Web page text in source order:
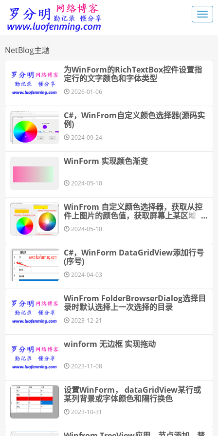
NetBlog主题
为WinForm的RichTextBox控件设置指
定行的文字颜色和字体类型
2026-01-06
C#，WinFrom自定义颜色选择器(源码实
例)
2024-09-24
WinForm 实现颜色渐变
2024-05-10
WinFrom 自定义颜色选择器，获取从控
件上图片的颜色值，获取屏幕上某区域的
颜色值
2024-05-10
C#，WinForm DataGridView添加行号
(序号)
2024-04-03
WinFrom FolderBrowserDialog选择目
录时默认选择上一次选择的目录
2023-12-21
winform 无边框 实现拖动
2023-11-08
设置WinForm， dataGridView某行或
某列背景或字体颜色和隔行换色
2023-10-31